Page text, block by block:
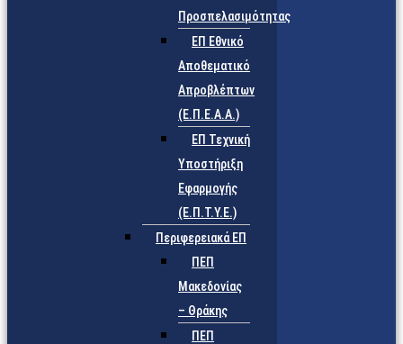
Προσπελασιμότητας
ΕΠ Εθνικό
Αποθεματικό
Απροβλέπτων
(Ε.Π.Ε.Α.Α.)
ΕΠ Τεχνική
Υποστήριξη
Εφαρμογής
(Ε.Π.Τ.Υ.Ε.)
Περιφερειακά ΕΠ
ΠΕΠ
Μακεδονίας
– Θράκης
ΠΕΠ